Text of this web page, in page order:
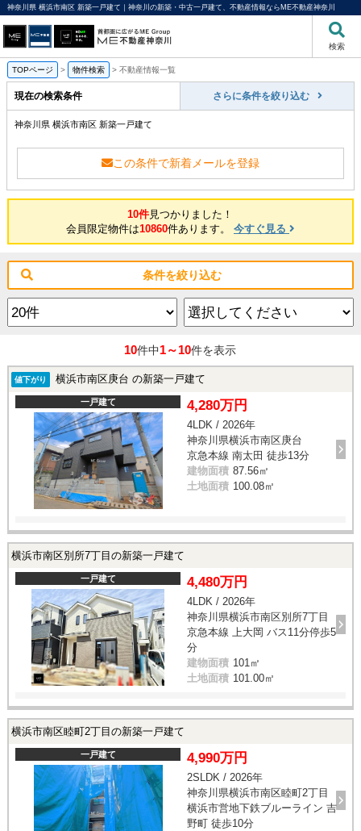
神奈川県 横浜市南区 新築一戸建て｜神奈川の新築・中古一戸建て、不動産情報ならME不動産神奈川
検索
TOPページ > 物件検索 > 不動産情報一覧
現在の検索条件 さらに条件を絞り込む
神奈川県 横浜市南区 新築一戸建て
この条件で新着メールを登録
10件見つかりました！
会員限定物件は10860件あります。 今すぐ見る
条件を絞り込む
10件中1～10件を表示
値下がり 横浜市南区庚台 の新築一戸建て
一戸建て 4,280万円
4LDK / 2026年
神奈川県横浜市南区庚台
京急本線 南太田 徒歩13分
建物面積 87.56㎡
土地面積 100.08㎡
横浜市南区別所7丁目の新築一戸建て
一戸建て 4,480万円
4LDK / 2026年
神奈川県横浜市南区別所7丁目
京急本線 上大岡 バス11分停歩5
分
建物面積 101㎡
土地面積 101.00㎡
横浜市南区睦町2丁目の新築一戸建て
一戸建て 4,990万円
2SLDK / 2026年
神奈川県横浜市南区睦町2丁目
横浜市営地下鉄ブルーライン 吉
野町 徒歩10分